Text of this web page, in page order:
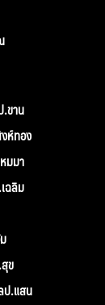
ขาน
ห์ทอง
มมา
ฉลิม
ข
ป.แสน